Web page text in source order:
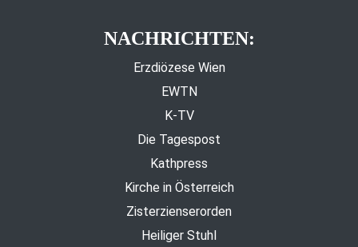
NACHRICHTEN:
Erzdiözese Wien
EWTN
K-TV
Die Tagespost
Kathpress
Kirche in Österreich
Zisterzienserorden
Heiliger Stuhl